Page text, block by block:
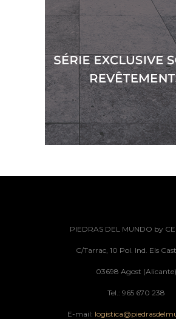
PIEDRAS DEL MUNDO by
C/Tarrac, 10 Pol. Ind. Els
03698 Agost (Alicante)
Tel.: 965 670 238
E-mail: